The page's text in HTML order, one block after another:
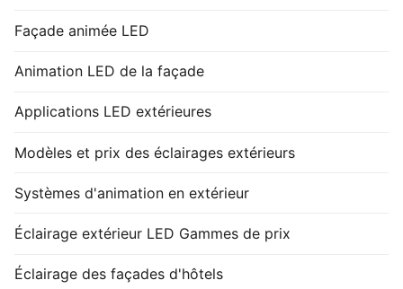
Façade animée LED
Animation LED de la façade
Applications LED extérieures
Modèles et prix des éclairages extérieurs
Systèmes d'animation en extérieur
Éclairage extérieur LED Gammes de prix
Éclairage des façades d'hôtels